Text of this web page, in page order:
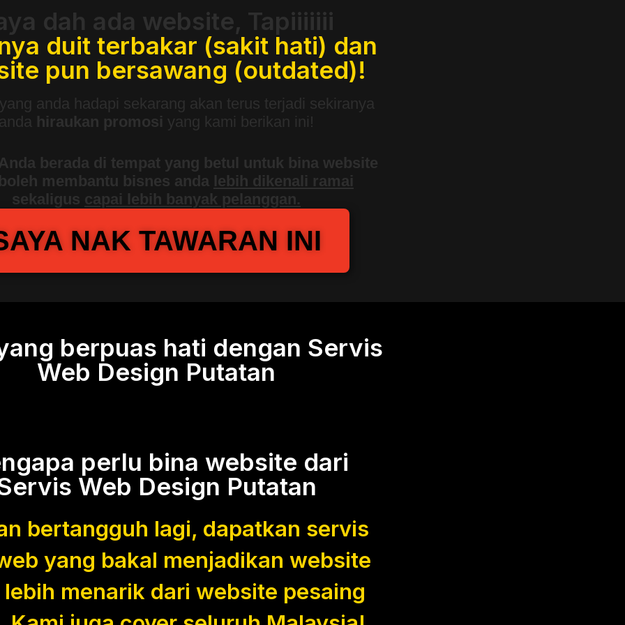
dah ada website, Tapiiiiiii
duit terbakar (sakit hati) dan
pun bersawang (outdated)!
anda hadapi sekarang akan terus terjadi sekiranya
hiraukan promosi yang kami berikan ini!
berada di tempat yang betul untuk bina website
membantu bisnes anda lebih dikenali ramai
sekaligus capai lebih banyak pelanggan.
NAK TAWARAN INI
berpuas hati dengan Servis
Web Design Putatan
perlu bina website dari
Web Design Putatan
bertangguh lagi, dapatkan servis
yang bakal menjadikan website
menarik dari website pesaing